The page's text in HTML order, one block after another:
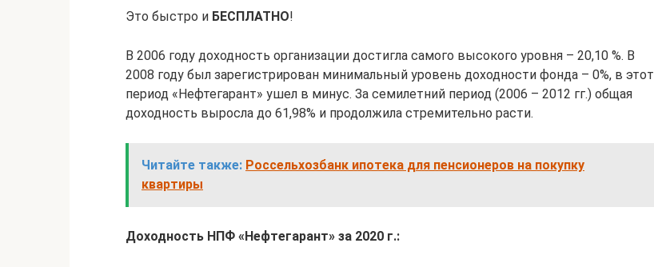
Это быстро и БЕСПЛАТНО!
В 2006 году доходность организации достигла самого высокого уровня – 20,10 %. В
2008 году был зарегистрирован минимальный уровень доходности фонда – 0%, в этот
период «Нефтегарант» ушел в минус. За семилетний период (2006 – 2012 гг.) общая
доходность выросла до 61,98% и продолжила стремительно расти.
Читайте также: Россельхозбанк ипотека для пенсионеров на покупку
квартиры
Доходность НПФ «Нефтегарант» за 2020 г.: